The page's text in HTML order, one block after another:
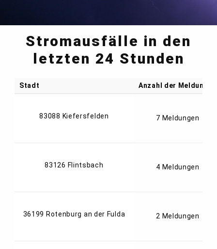
Stromausfälle in den
letzten 24 Stunden
Stadt Anzahl der Meldungen
83088 Kiefersfelden 7 Meldungen
83126 Flintsbach 4 Meldungen
36199 Rotenburg an der Fulda 2 Meldungen